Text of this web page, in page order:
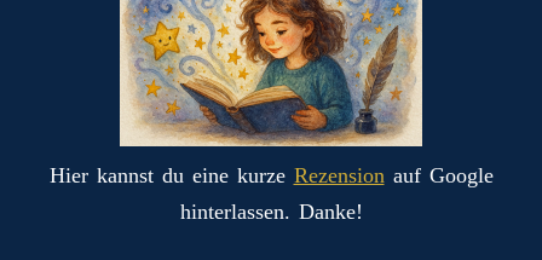
Hier kannst du eine kurze Rezension auf Google
hinterlassen. Danke!